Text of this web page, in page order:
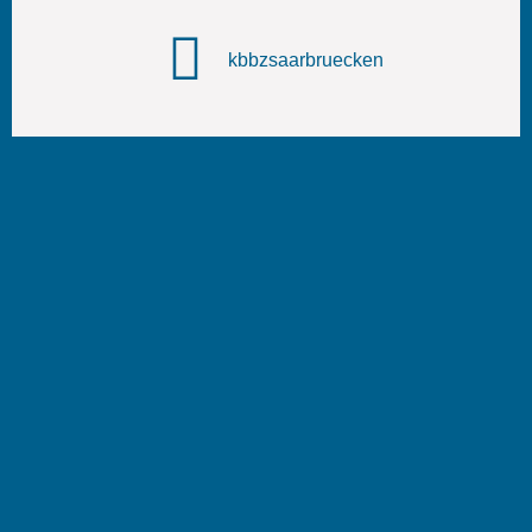
kbbzsaarbruecken